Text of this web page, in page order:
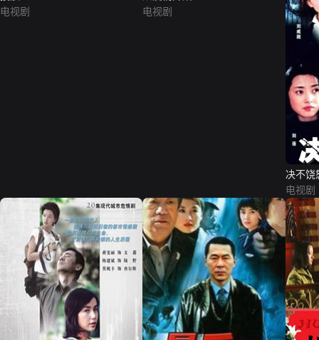
电视剧
电视剧
决不饶
电视剧